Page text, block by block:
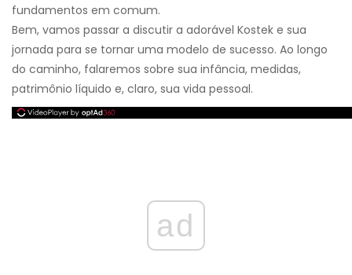
fundamentos em comum.
Bem, vamos passar a discutir a adorável Kostek e sua
jornada para se tornar uma modelo de sucesso. Ao longo
do caminho, falaremos sobre sua infância, medidas,
patrimônio líquido e, claro, sua vida pessoal.
ad